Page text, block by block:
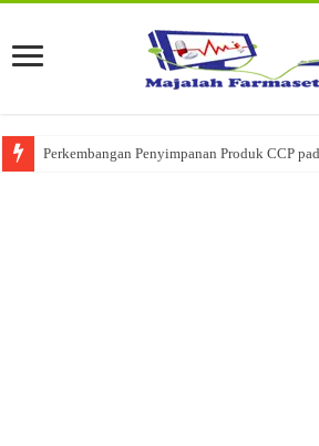
Perkembangan Penyimpanan Produk CCP